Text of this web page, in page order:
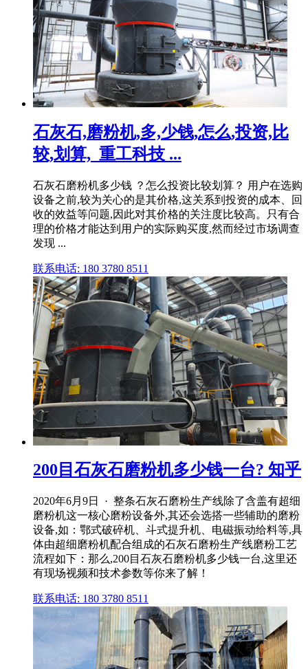
石灰石,磨粉机,多,少钱,怎么,投资,比
较,划算,_重工科技 ...
石灰石磨粉机多少钱 ？怎么投资比较划算？ 用户在选购
设备之前,较为关心的是其价格,这关系到投资的成本、回
收的效益等问题,因此对其价格的关注度比较高。只有合
理的价格才能达到用户的实际购买度,然而经过市场调查
发现 ...
联系电话: 180 3780 8511
200目石灰石磨粉机多少钱一台? 知乎
2020年6月9日 · 整条石灰石磨粉生产线除了含盖有超细
磨粉机这一核心磨粉设备外,其还会选搭一些辅助的磨粉
设备,如：鄂式破碎机、斗式提升机、电磁振动给料等,具
体由超细磨粉机配合组成的石灰石磨粉生产线磨粉工艺
流程如下：那么,200目石灰石磨粉机多少钱一台,这里还
有现场视频和技术参数等你来了解！
联系电话: 180 3780 8511